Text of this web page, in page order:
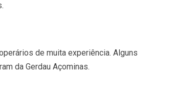
de muita experiência. Alguns
da Gerdau Açominas.